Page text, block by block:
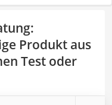
:
Produkt aus
Test oder